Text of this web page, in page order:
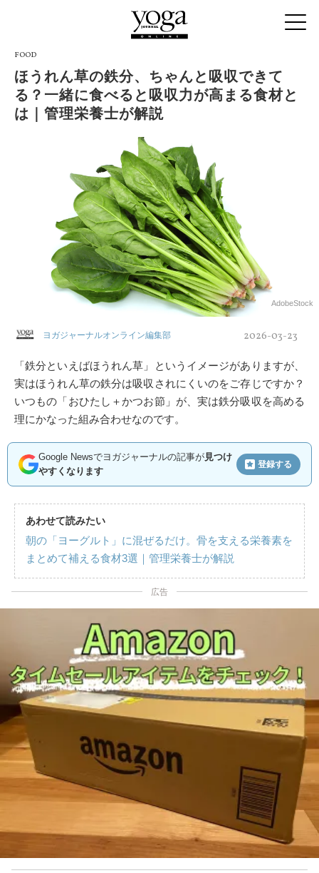
FOOD
ほうれん草の鉄分、ちゃんと吸収できて
る？一緒に食べると吸収力が高まる食材と
は｜管理栄養士が解説
AdobeStock
ヨガジャーナルオンライン編集部 2026-03-23
「鉄分といえばほうれん草」というイメージがありますが、
実はほうれん草の鉄分は吸収されにくいのをご存じですか？
いつもの「おひたし＋かつお節」が、実は鉄分吸収を高める
理にかなった組み合わせなのです。
Google Newsでヨガジャーナルの記事が見つけ
やすくなります
登録する
あわせて読みたい
朝の「ヨーグルト」に混ぜるだけ。骨を支える栄養素を
まとめて補える食材3選｜管理栄養士が解説
広告